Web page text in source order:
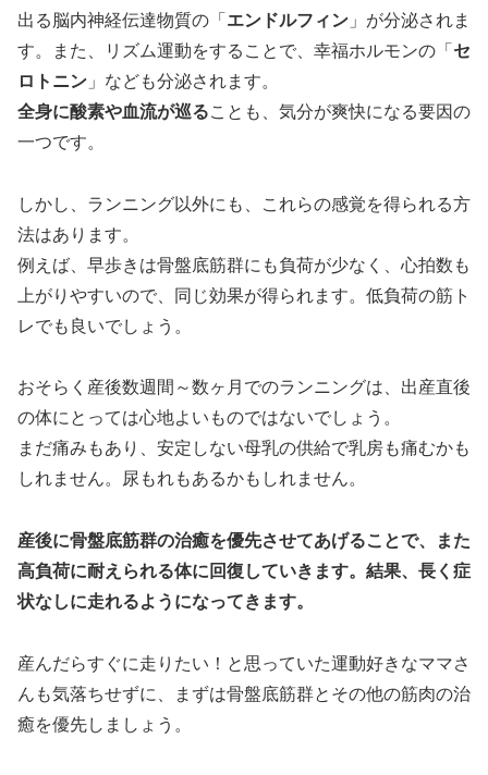
出る脳内神経伝達物質の「 エンドルフィン 」が分泌されま
す。また、リズム運動をすることで、幸福ホルモンの「 セ
ロトニン 」なども分泌されます。
全身に酸素や血流が巡ることも、気分が爽快になる要因の
一つです。
しかし、ランニング以外にも、これらの感覚を得られる方
法はあります。
例えば、早歩きは骨盤底筋群にも負荷が少なく、心拍数も
上がりやすいので、同じ効果が得られます。低負荷の筋ト
レでも良いでしょう。
おそらく産後数週間～数ヶ月でのランニングは、出産直後
の体にとっては心地よいものではないでしょう。
まだ痛みもあり、安定しない母乳の供給で乳房も痛むかも
しれません。尿もれもあるかもしれません。
産後に骨盤底筋群の治癒を優先させてあげることで、また
高負荷に耐えられる体に回復していきます。結果、長く症
状なしに走れるようになってきます。
産んだらすぐに走りたい！と思っていた運動好きなママさ
んも気落ちせずに、まずは骨盤底筋群とその他の筋肉の治
癒を優先しましょう。